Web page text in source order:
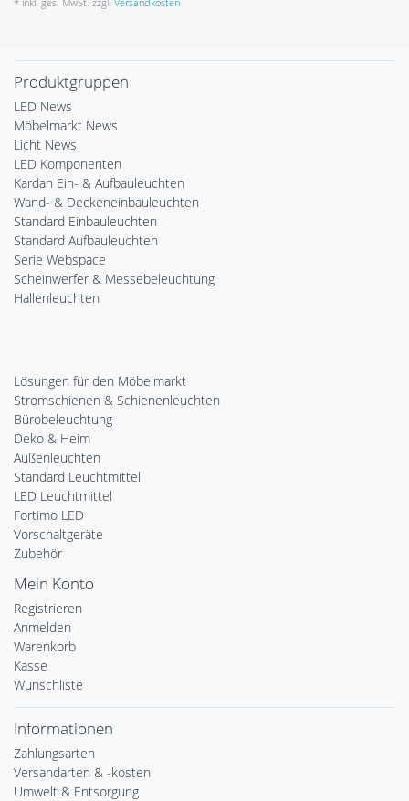
Produktgruppen
LED News
Möbelmarkt News
Licht News
LED Komponenten
Kardan Ein- & Aufbauleuchten
Wand- & Deckeneinbauleuchten
Standard Einbauleuchten
Standard Aufbauleuchten
Serie Webspace
Scheinwerfer & Messebeleuchtung
Hallenleuchten
Lösungen für den Möbelmarkt
Stromschienen & Schienenleuchten
Bürobeleuchtung
Deko & Heim
Außenleuchten
Standard Leuchtmittel
LED Leuchtmittel
Fortimo LED
Vorschaltgeräte
Zubehör
Mein Konto
Registrieren
Anmelden
Warenkorb
Kasse
Wunschliste
Informationen
Zahlungsarten
Versandarten & -kosten
Umwelt & Entsorgung